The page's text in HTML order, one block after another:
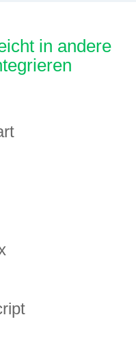
in andere